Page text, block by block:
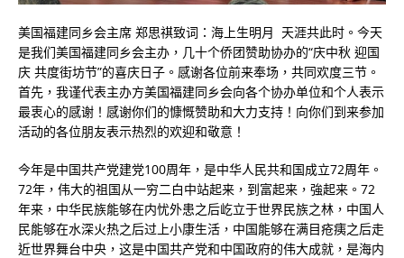
美国福建同乡会主席 郑思祺致词：海上生明月 天涯共此时。今天
是我们美国福建同乡会主办，几十个侨团赞助协办的“庆中秋 迎国
庆 共度街坊节”的喜庆日子。感谢各位前来奉场，共同欢度三节。
首先，我谨代表主办方美国福建同乡会向各个协办单位和个人表示
最衷心的感谢！感谢你们的慷慨赞助和大力支持！向你们到来参加
活动的各位朋友表示热烈的欢迎和敬意！
今年是中国共产党建党100周年，是中华人民共和国成立72周年。
72年，伟大的祖国从一穷二白中站起来，到富起来，強起来。72
年来，中华民族能够在内忧外患之后屹立于世界民族之林，中国人
民能够在水深火热之后过上小康生活，中国能够在满目疮痍之后走
近世界舞台中央，这是中国共产党和中国政府的伟大成就，是海内